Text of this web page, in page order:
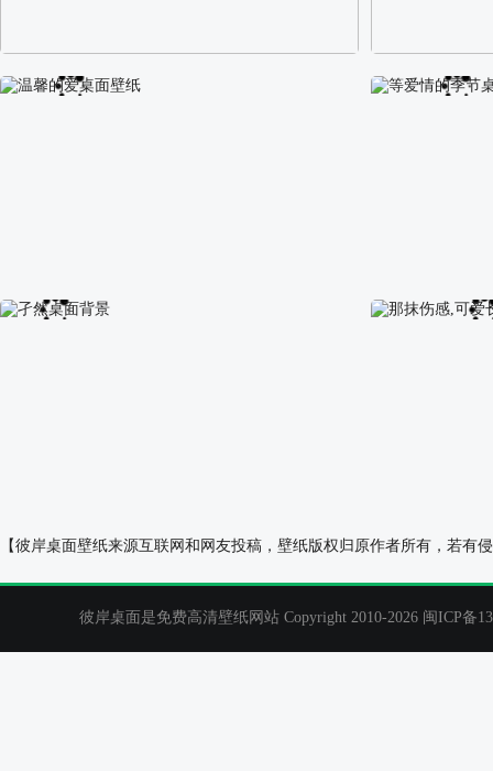
阿尔卑斯山区自然风景壁纸 校园长发可爱
温馨的爱桌面壁纸 等爱情的季节
【彼岸桌面壁纸来源互联网和网友投稿，壁纸版权归原作者所有，若
彼岸桌面是免费高清壁纸网站 Copyright 2010-2026 闽ICP备